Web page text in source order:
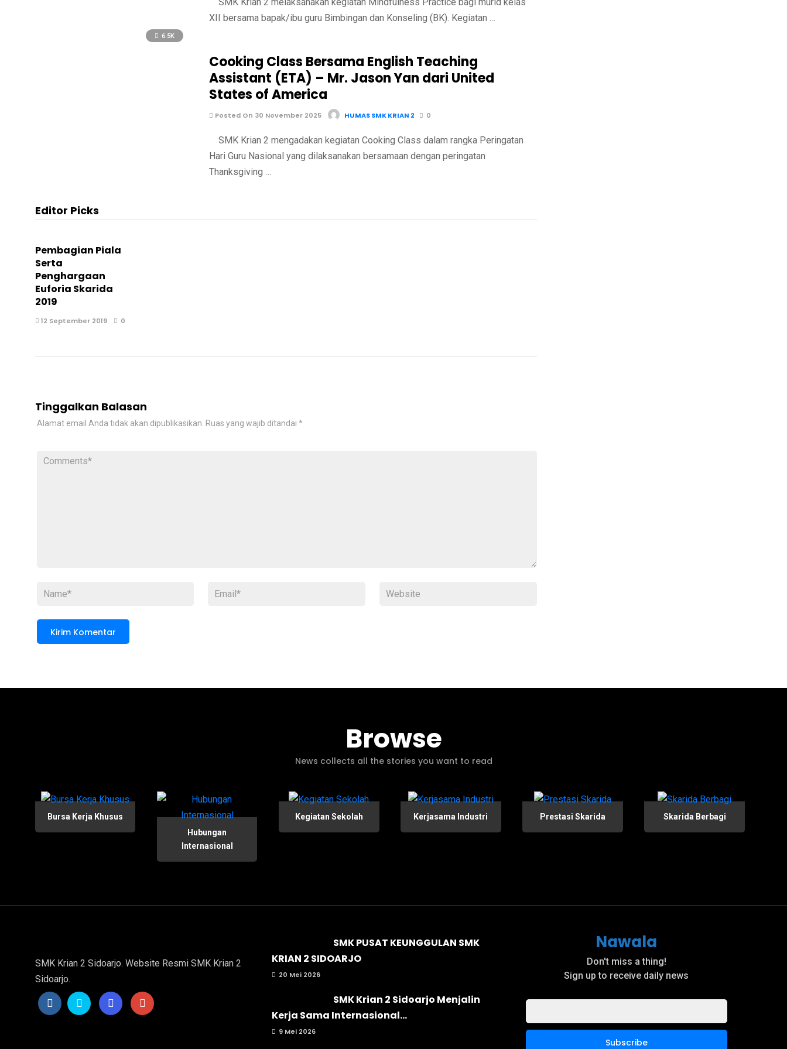
XII bersama bapak/ibu guru Bimbingan dan Konseling (BK). Kegiatan …
6.5K
Cooking Class Bersama English Teaching
Assistant (ETA) – Mr. Jason Yan dari United
States of America
Posted On 30 November 2025 HUMAS SMK KRIAN 2 0
SMK Krian 2 mengadakan kegiatan Cooking Class dalam rangka Peringatan
Hari Guru Nasional yang dilaksanakan bersamaan dengan peringatan
Thanksgiving …
Editor Picks
Pembagian Piala
Serta
Penghargaan
Euforia Skarida
2019
12 September 2019 0
Tinggalkan Balasan
Alamat email Anda tidak akan dipublikasikan. Ruas yang wajib ditandai *
Browse
News collects all the stories you want to read
Bursa Kerja Khusus
Hubungan
Internasional
Kegiatan Sekolah Kerjasama Industri Prestasi Skarida Skarida Berbagi
SMK Krian 2 Sidoarjo. Website Resmi SMK Krian 2
Sidoarjo.
SMK PUSAT KEUNGGULAN SMK
KRIAN 2 SIDOARJO
20 Mei 2026
SMK Krian 2 Sidoarjo Menjalin
Kerja Sama Internasional...
9 Mei 2026
Nawala
Don't miss a thing!
Sign up to receive daily news